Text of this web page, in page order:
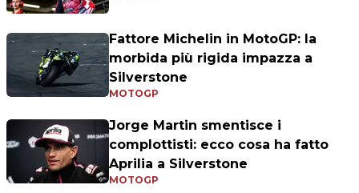
Fattore Michelin in MotoGP: la
morbida più rigida impazza a
Silverstone
MOTOGP
Jorge Martin smentisce i
complottisti: ecco cosa ha fatto
Aprilia a Silverstone
MOTOGP